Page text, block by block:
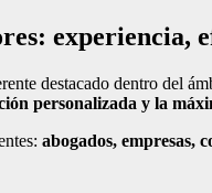
experiencia,
destacado dentro del
personalizada y la
abogados, empresas,